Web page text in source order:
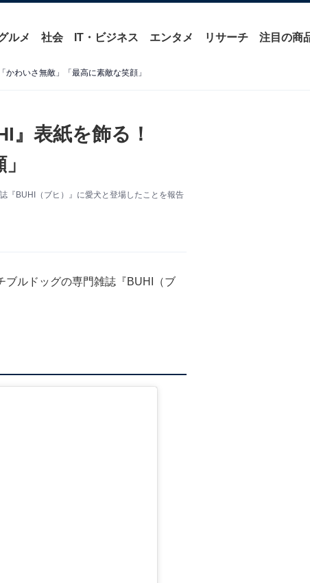
ルメ 社会 IT・ビジネス エンタメ リサーチ 注目の商
わいさ無敵」「最高に素敵な笑顔」
』表紙を飾る！
『BUHI（ブヒ）』に愛犬と登場したことを報告
ブルドッグの専門雑誌『BUHI（ブ